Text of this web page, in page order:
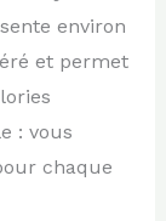
environ
et permet
: vous
chaque